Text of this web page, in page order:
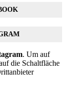
. Um auf
die Schaltfläche